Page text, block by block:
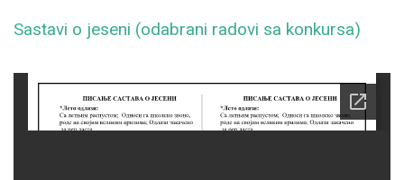
Sastavi o jeseni (odabrani radovi sa konkursa)